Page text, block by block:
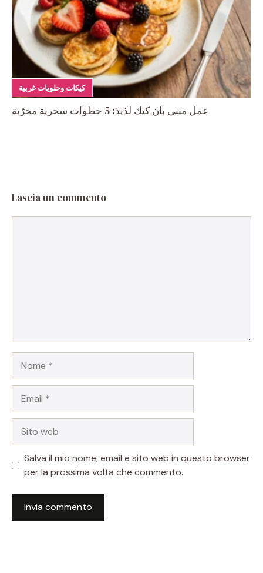
كيكات وحلويات غربية
عمل ميني بان كيك لذيذ: 5 خطوات سحرية مجرّبة
Lascia un commento
web
Salva il mio nome, email e sito web in questo browser
per la prossima volta che commento.